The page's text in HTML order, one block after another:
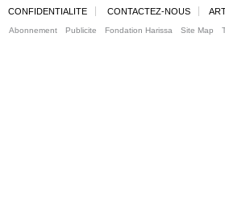
CONFIDENTIALITE CONTACTEZ-NOUS
Abonnement Publicite Fondation Harissa Site Map